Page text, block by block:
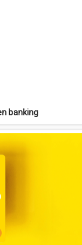
banking